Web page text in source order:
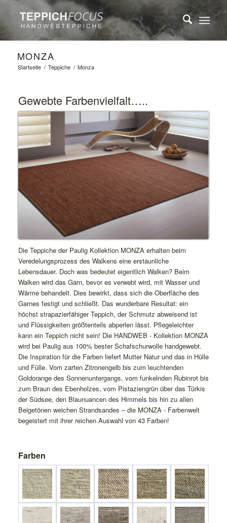
MONZA
Startseite / Teppiche / Monza
Gewebte Farbenvielfalt…..
Die Teppiche der Paulig Kollektion MONZA erhalten beim
Veredelungsprozess des Walkens eine erstaunliche
Lebensdauer. Doch was bedeutet eigentlich Walken? Beim
Walken wird das Garn, bevor es verwebt wird, mit Wasser und
Wärme behandelt. Dies bewirkt, dass sich die Oberfläche des
Garnes festigt und schließt. Das wunderbare Resultat: ein
höchst strapazierfähiger Teppich, der Schmutz abweisend ist
und Flüssigkeiten größtenteils abperlen lässt. Pflegeleichter
kann ein Teppich nicht sein! Die HANDWEB - Kollektion MONZA
wird bei Paulig aus 100% bester Schafschurwolle handgewebt.
Die Inspiration für die Farben liefert Mutter Natur und das in Hülle
und Fülle. Vom zarten Zitronengelb bis zum leuchtenden
Goldorange des Sonnenuntergangs, vom funkelnden Rubinrot bis
zum Braun des Ebenholzes, vom Pistaziengrün über das Türkis
der Südsee, den Blaunuancen des Himmels bis hin zu allen
Beigetönen weichen Strandsandes – die MONZA - Farbenwelt
begeistert mit ihrer reichen Auswahl von 43 Farben!
Farben